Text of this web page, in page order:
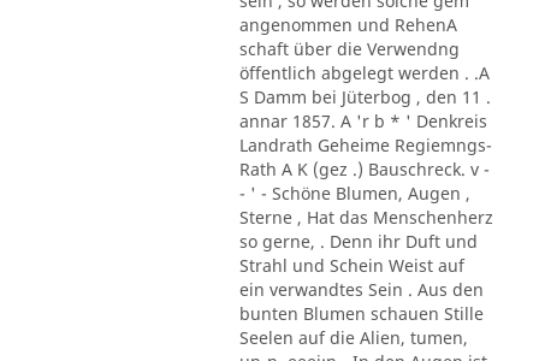
angenommen und RehenA
schaft über die Verwendng
öffentlich abgelegt werden . .A
S Damm bei Jüterbog , den 11 .
annar 1857. A 'r b * ' Denkreis
Landrath Geheime Regiemngs-
Rath A K (gez .) Bauschreck. v -
- ' - Schöne Blumen, Augen ,
Sterne , Hat das Menschenherz
so gerne, . Denn ihr Duft und
Strahl und Schein Weist auf
ein verwandtes Sein . Aus den
bunten Blumen schauen Stille
Seelen auf die Alien, tumen,